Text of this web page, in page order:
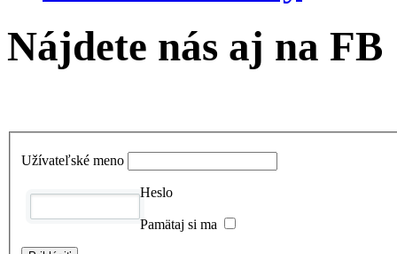
Základy kliniky
Na stiahnutie
Nájdete nás aj na FB